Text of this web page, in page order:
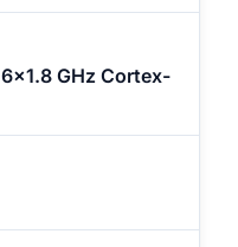
GHz Cortex-